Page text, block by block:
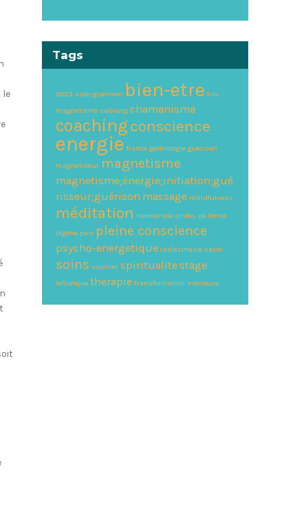
le
Tags
2023 auto-guerison bien-etre bio-
magnetisme cabourg chamanisme
coachingconscience
energie france geobiologie guerison
magnetiseur magnetisme
magnetisme;énergie;initiation;gué
risseur;guérison massage mindfulness
méditation normandie ondes de forme
orgone paix pleine conscience
psycho-energetique radiesthesie salon
soins sourcier spiritualite stage
tellurique therapie transformation interieure